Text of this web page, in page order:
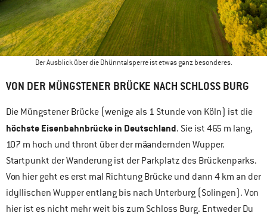
Der Ausblick über die Dhünntalsperre ist etwas ganz besonderes.
VON DER MÜNGSTENER BRÜCKE NACH SCHLOSS BURG
Die Müngstener Brücke (wenige als 1 Stunde von Köln) ist die
höchste Eisenbahnbrücke in Deutschland. Sie ist 465 m lang,
107 m hoch und thront über der mäandernden Wupper.
Startpunkt der Wanderung ist der Parkplatz des Brückenparks.
Von hier geht es erst mal Richtung Brücke und dann 4 km an der
idyllischen Wupper entlang bis nach Unterburg (Solingen). Von
hier ist es nicht mehr weit bis zum Schloss Burg. Entweder Du